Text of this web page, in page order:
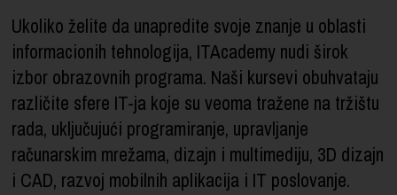
Ukoliko želite da unapredite svoje znanje u oblasti
informacionih tehnologija, ITAcademy nudi širok
izbor obrazovnih programa. Naši kursevi obuhvataju
različite sfere IT-ja koje su veoma tražene na tržištu
rada, uključujući programiranje, upravljanje
računarskim mrežama, dizajn i multimediju, 3D dizajn
i CAD, razvoj mobilnih aplikacija i IT poslovanje.